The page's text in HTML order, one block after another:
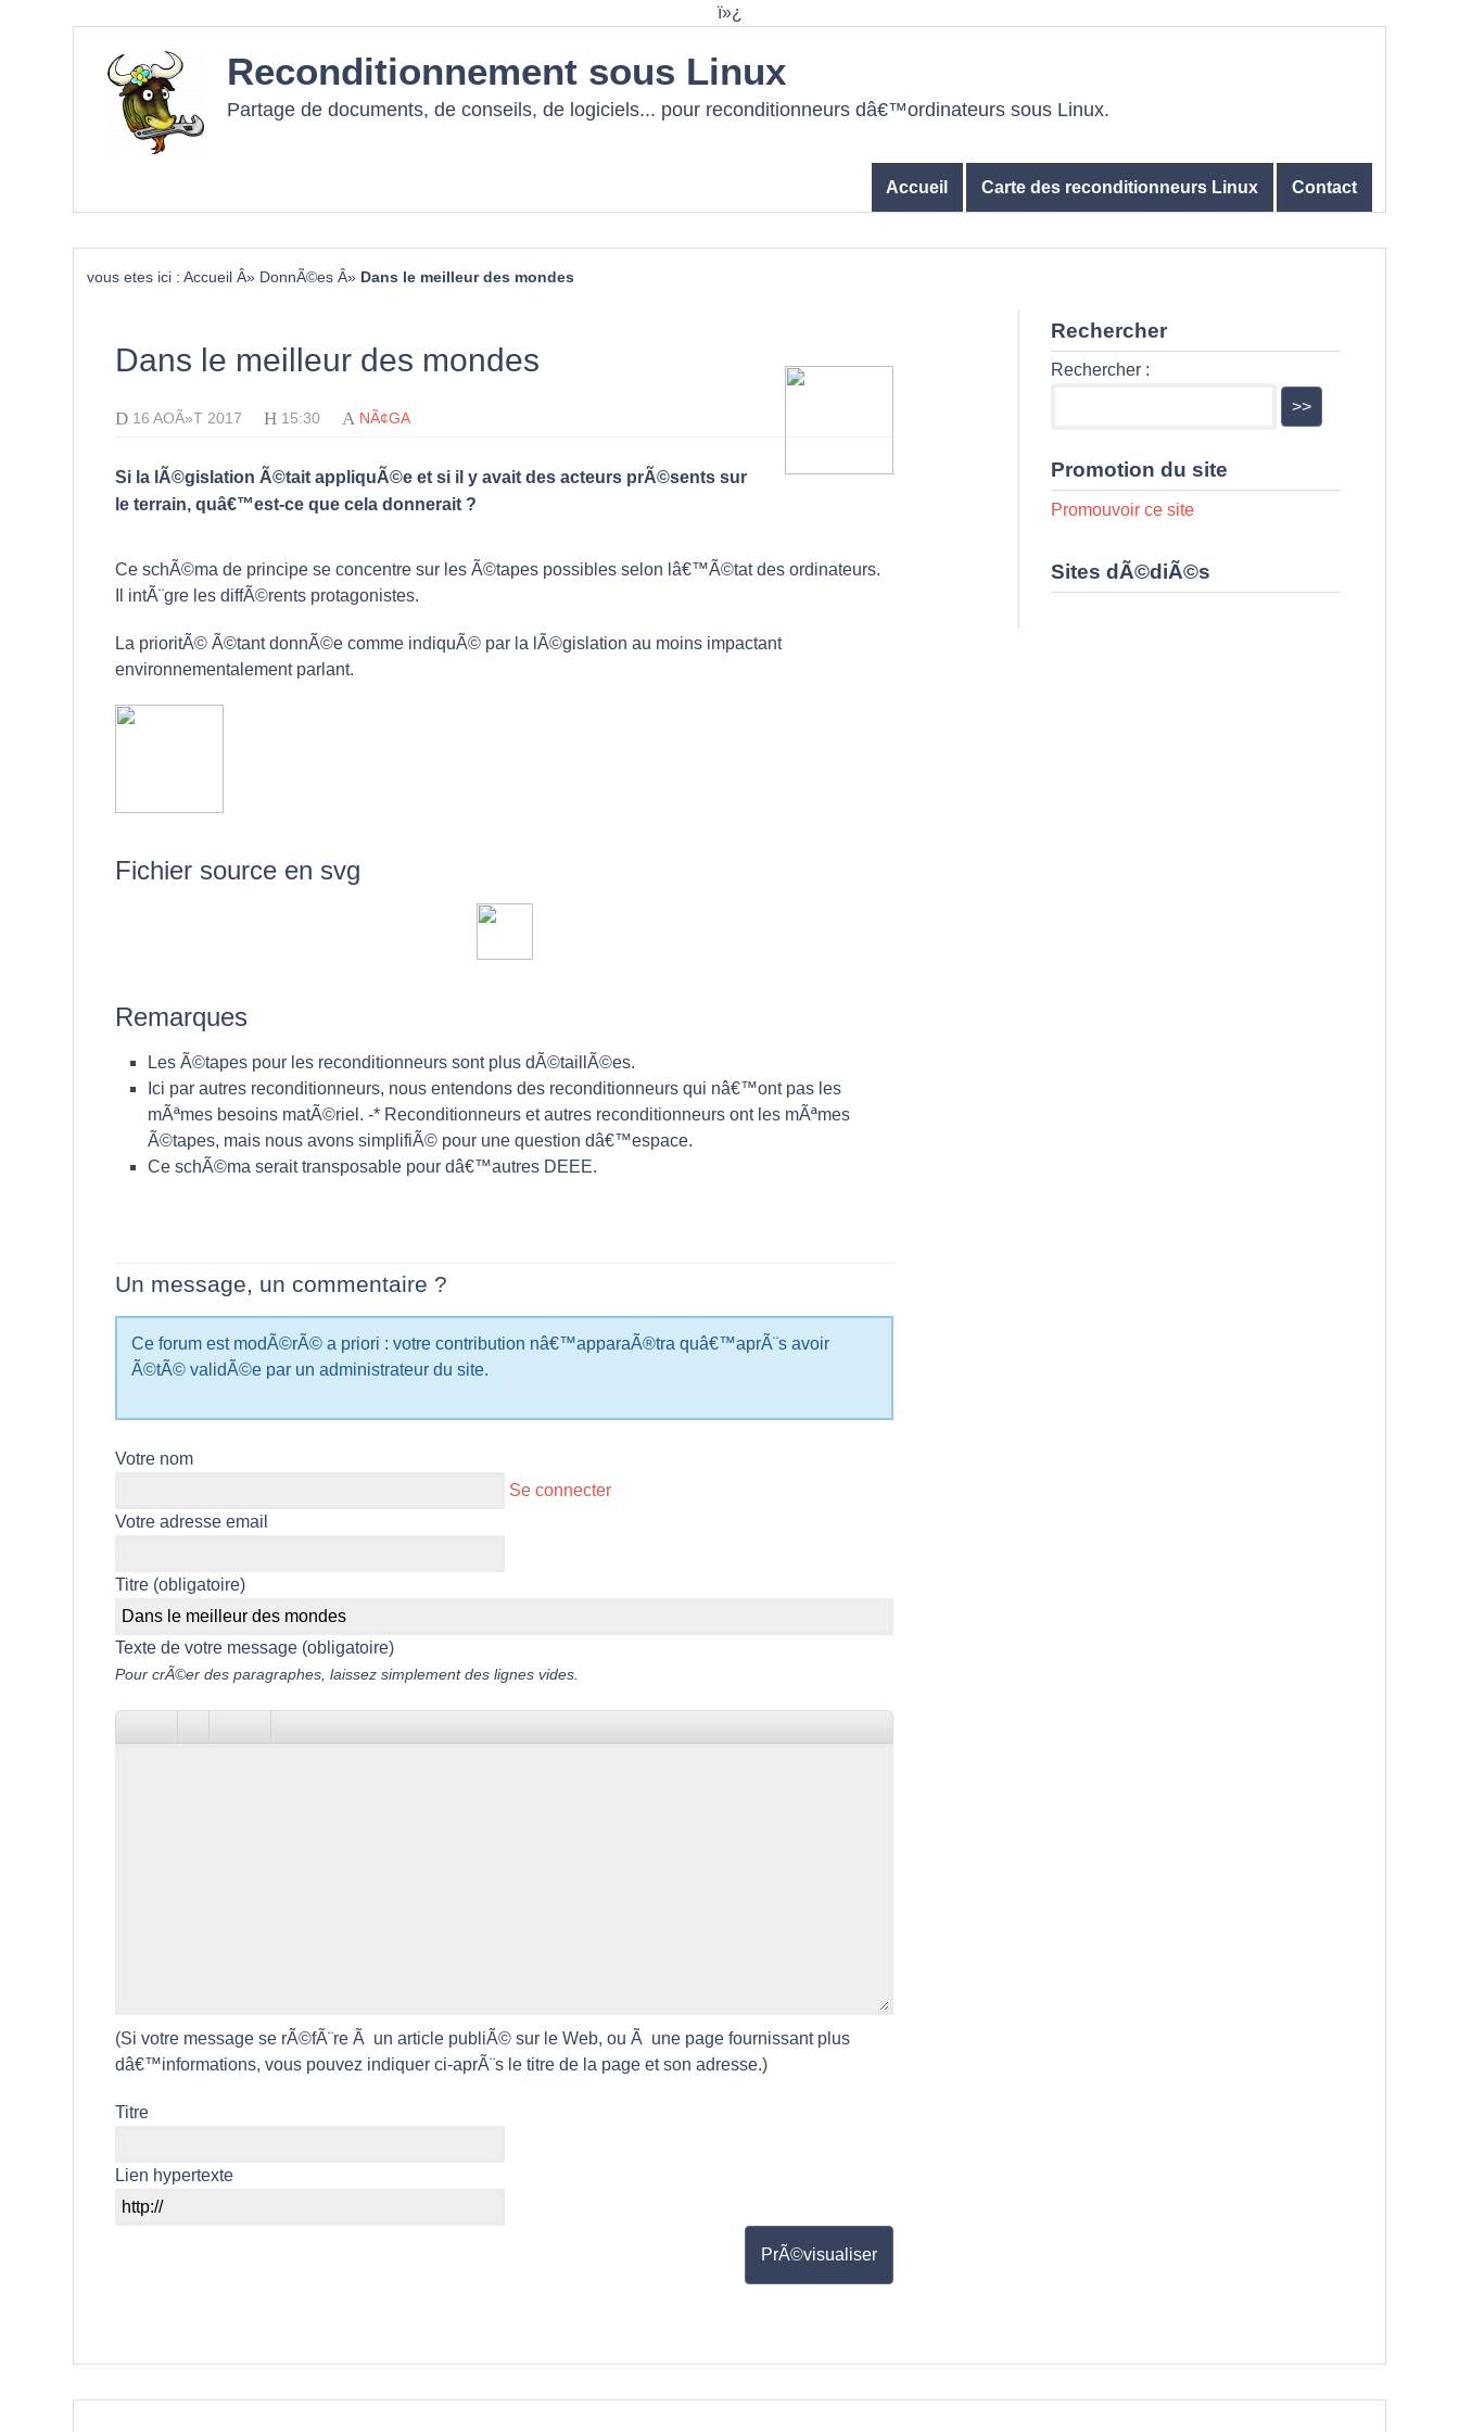
ï»¿
Reconditionnement sous Linux
Partage de documents, de conseils, de logiciels... pour reconditionneurs dâ€™ordinateurs sous Linux.
Accueil Carte des reconditionneurs Linux Contact
vous etes ici :Accueil Â» DonnÃ©es Â» Dans le meilleur des mondes
Dans le meilleur des mondes
D 16 AOÃ»T 2017H 15:30 A NÃ¢GA
Si la lÃ©gislation Ã©tait appliquÃ©e et si il y avait des acteurs prÃ©sents sur
le terrain, quâ€™est-ce que cela donnerait ?
Ce schÃ©ma de principe se concentre sur les Ã©tapes possibles selon lâ€™Ã©tat des ordinateurs.
Il intÃ¨gre les diffÃ©rents protagonistes.
La prioritÃ© Ã©tant donnÃ©e comme indiquÃ© par la lÃ©gislation au moins impactant
environnementalement parlant.
Fichier source en svg
Remarques
Les Ã©tapes pour les reconditionneurs sont plus dÃ©taillÃ©es.
Ici par autres reconditionneurs, nous entendons des reconditionneurs qui nâ€™ont pas les
mÃªmes besoins matÃ©riel. -* Reconditionneurs et autres reconditionneurs ont les mÃªmes
Ã©tapes, mais nous avons simplifiÃ© pour une question dâ€™espace.
Ce schÃ©ma serait transposable pour dâ€™autres DEEE.
Un message, un commentaire ?
Ce forum est modÃ©rÃ© a priori : votre contribution nâ€™apparaÃ®tra quâ€™aprÃ¨s avoir
Ã©tÃ© validÃ©e par un administrateur du site.
Votre nom
Se connecter
Votre adresse email
Titre (obligatoire)
Texte de votre message (obligatoire)
Pour crÃ©er des paragraphes, laissez simplement des lignes vides.
(Si votre message se rÃ©fÃ¨re Ã un article publiÃ© sur le Web, ou Ã une page fournissant plus
dâ€™informations, vous pouvez indiquer ci-aprÃ¨s le titre de la page et son adresse.)
Titre
Lien hypertexte
Rechercher
Rechercher :
Promotion du site
Promouvoir ce site
Sites dÃ©diÃ©s